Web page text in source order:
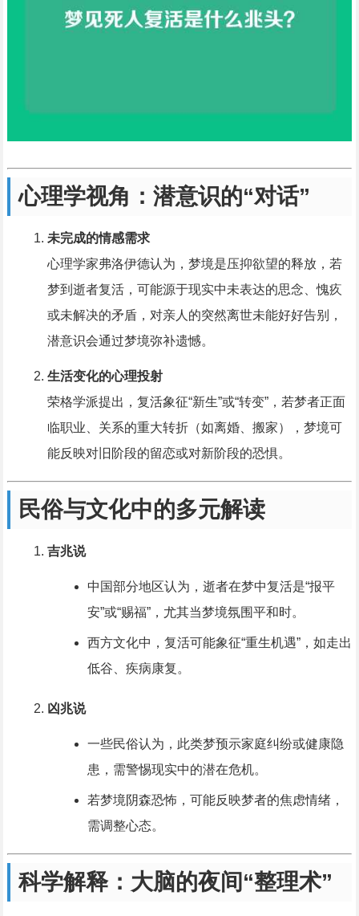
心理学视角：潜意识的“对话”
未完成的情感需求
心理学家弗洛伊德认为，梦境是压抑欲望的释放，若
梦到逝者复活，可能源于现实中未表达的思念、愧疚
或未解决的矛盾，对亲人的突然离世未能好好告别，
潜意识会通过梦境弥补遗憾。
生活变化的心理投射
荣格学派提出，复活象征“新生”或“转变”，若梦者正面
临职业、关系的重大转折（如离婚、搬家），梦境可
能反映对旧阶段的留恋或对新阶段的恐惧。
民俗与文化中的多元解读
吉兆说
中国部分地区认为，逝者在梦中复活是“报平
安”或“赐福”，尤其当梦境氛围平和时。
西方文化中，复活可能象征“重生机遇”，如走出
低谷、疾病康复。
凶兆说
一些民俗认为，此类梦预示家庭纠纷或健康隐
患，需警惕现实中的潜在危机。
若梦境阴森恐怖，可能反映梦者的焦虑情绪，
需调整心态。
科学解释：大脑的夜间“整理术”